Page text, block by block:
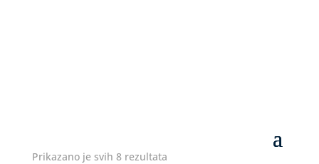
Prikazano je svih 8 rezultata